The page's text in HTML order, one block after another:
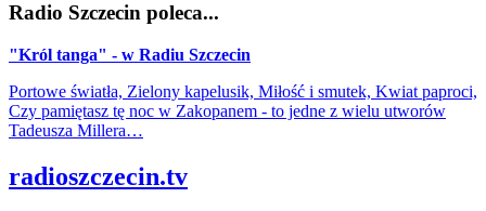
Radio Szczecin poleca...
"Król tanga" - w Radiu Szczecin
Portowe światła, Zielony kapelusik, Miłość i smutek, Kwiat paproci,
Czy pamiętasz tę noc w Zakopanem - to jedne z wielu utworów
Tadeusza Millera…
radioszczecin.tv